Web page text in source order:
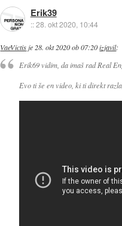
Erik39
::28. okt 2020, 10:44
VaeVictis je 28. okt 2020 ob 07:20 izjavil:
Erik69 vidim, da imaš rad Real
Evo ti še en video, ki ti direkt